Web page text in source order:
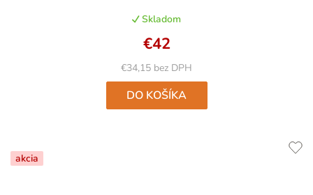
je
4,9
z
5
hviezdičiek.
Skladom
€34,15 bez DPH
€42
DO KOŠÍKA
akcia